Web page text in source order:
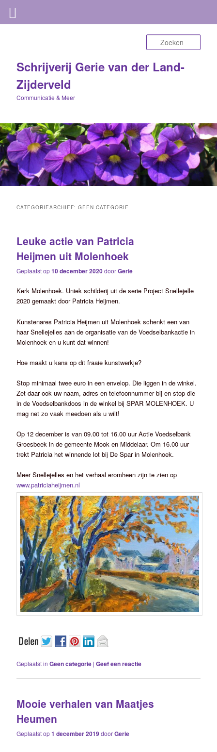
Schrijverij Gerie van der Land-
Zijderveld
Communicatie & Meer
CATEGORIEARCHIEF:GEEN CATEGORIE
Leuke actie van Patricia
Heijmen uit Molenhoek
Geplaatst op10 december 2020doorGerie
Kerk Molenhoek. Uniek schilderij uit de serie Project Snellejelle
2020 gemaakt door Patricia Heijmen.
Kunstenares Patricia Heijmen uit Molenhoek schenkt een van
haar Snellejelles aan de organisatie van de Voedselbankactie in
Molenhoek en u kunt dat winnen!
Hoe maakt u kans op dit fraaie kunstwerkje?
Stop minimaal twee euro in een envelop. Die liggen in de winkel.
Zet daar ook uw naam, adres en telefoonnummer bij en stop die
in de Voedselbankdoos in de winkel bij SPAR MOLENHOEK. U
mag net zo vaak meedoen als u wilt!
Op 12 december is van 09.00 tot 16.00 uur Actie Voedselbank
Groesbeek in de gemeente Mook en Middelaar. Om 16.00 uur
trekt Patricia het winnende lot bij De Spar in Molenhoek.
Meer Snellejelles en het verhaal eromheen zijn te zien op
www.patriciaheijmen.nl
Geplaatst in Geen categorie |Geef een reactie
Mooie verhalen van Maatjes
Heumen
Geplaatst op1 december 2019doorGerie